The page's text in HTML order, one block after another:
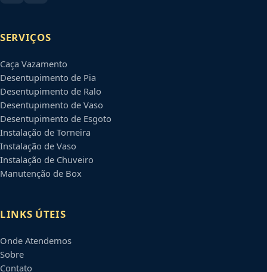
SERVIÇOS
Caça Vazamento
Desentupimento de Pia
Desentupimento de Ralo
Desentupimento de Vaso
Desentupimento de Esgoto
Instalação de Torneira
Instalação de Vaso
Instalação de Chuveiro
Manutenção de Box
LINKS ÚTEIS
Onde Atendemos
Sobre
Contato